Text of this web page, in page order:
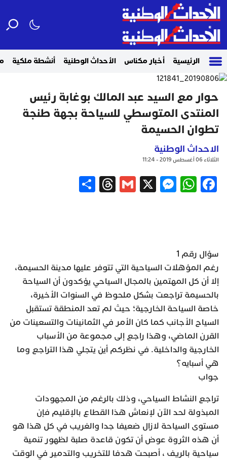
الرئيسية أخبار مكناس الأحداث الوطنية أنشطة ملكية
حوار مع السيد عبد المالك بوغابة رئيس
المنتدى المتوسطي للسياحة بجهة طنجة
تطوان الحسيمة
الاحداث الوطنية
الثلاثاء 06 أغسطس 2019 - 11:24
Facebook
WhatsApp
Messenger
X
Gmail
Threads
سؤال رقم 1
رغم المؤهلات السياحية التي تتوفر عليها مدينة الحسيمة،
إلا أن كل المهتمين بالمجال السياحي يؤكدون أن السياحة
بالحسيمة تراجعت بشكل ملحوظ في السنوات الأخيرة،
خاصة السياحة الخارجية؛ حيث لم تعد المنطقة تستقبل
السياح الأجانب كما كان الأمر في الثمانينات والتسعينات من
القرن الماضي، وهذا راجع إلى مجموعة من الأسباب
الخارجية والداخلية. في نظركم أين يتجلي هذا التراجع وما
هي أسبايه؟
جواب
تراجع النشاط السياحي، وذلك بالرغم من المجهودات
المبذولة لحد الآن لإنعاش هذا القطاع بالإقليم فإن
مستوى السياحة لازال ضعيفا جدا والغريب في كل هذا هو
أن هذه الثروة عوض أن تكون قاعدة صلبة لظهور تنمية
سياحية بالريف ، أصبحت هدفا للتخريب والتدمير في الوقت